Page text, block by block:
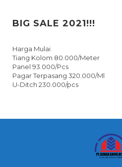
BIG SALE 2021!!!
Harga Mulai
Tiang Kolom 80.000/Meter
Panel 93.000/Pcs
Pagar Terpasang 320.000/Ml
U-Ditch 230.000/pcs